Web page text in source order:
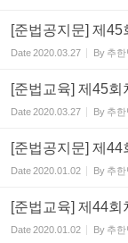
[준법공지문] 제45
Date2020.03.27 By 추
[준법교육] 제45회
Date2020.03.27 By 추
[준법공지문] 제44
Date2020.01.02 By 추
[준법교육] 제44
Date2020.01.02 By 추